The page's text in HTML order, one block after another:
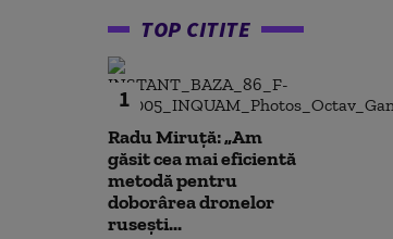
TOP CITITE
1
Radu Miruță: „Am
găsit cea mai eficientă
metodă pentru
doborârea dronelor
rusești...